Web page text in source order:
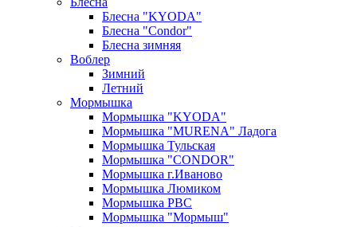
Блесна "KYODA"
Блесна "Condor"
Блесна зимняя
Воблер
Зимний
Летний
Мормышка
Мормышка "KYODA"
Мормышка "MURENA" Ладога
Мормышка Тульская
Мормышка "CONDOR"
Мормышка г.Иваново
Мормышка Люмиком
Мормышка РВС
Мормышка "Мормыш"